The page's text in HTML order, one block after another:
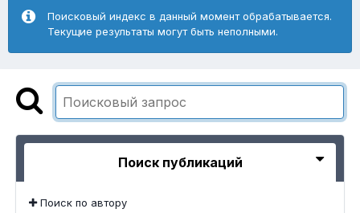
Поисковый индекс в данный момент обрабатывается.
Текущие результаты могут быть неполными.
Поиск публикаций
Поиск по автору